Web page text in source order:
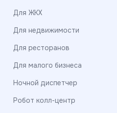
Для ЖКХ
Для недвижимости
Для ресторанов
Для малого бизнеса
Ночной диспетчер
Робот колл-центр